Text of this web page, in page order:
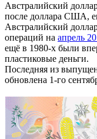
Австралийский
после доллара США,
Австралийский
операций на апрель
ещё в 1980-х были
пластиковые деньги.
Последняя из
обновлена 1-го